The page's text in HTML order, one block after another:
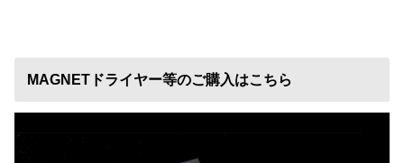
MAGNETドライヤー等のご購入はこちら